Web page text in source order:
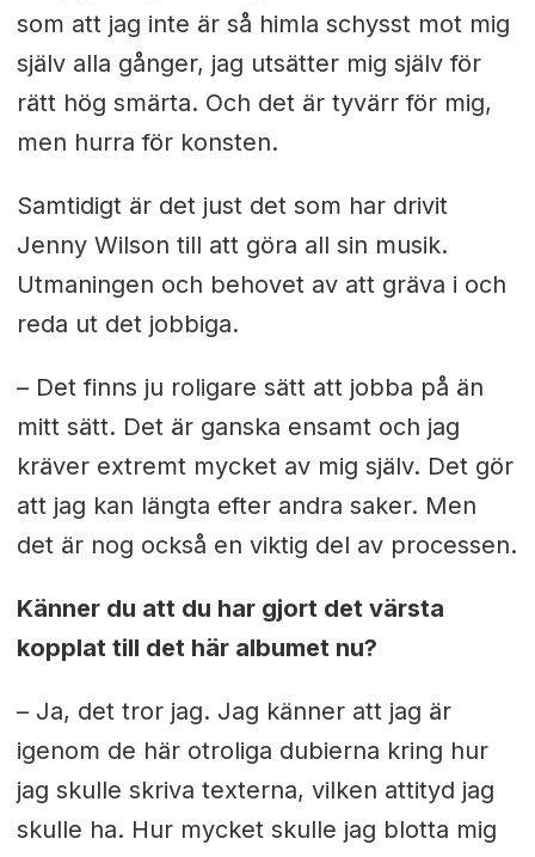
som att jag inte är så himla schysst mot mig
själv alla gånger, jag utsätter mig själv för
rätt hög smärta. Och det är tyvärr för mig,
men hurra för konsten.
Samtidigt är det just det som har drivit
Jenny Wilson till att göra all sin musik.
Utmaningen och behovet av att gräva i och
reda ut det jobbiga.
– Det finns ju roligare sätt att jobba på än
mitt sätt. Det är ganska ensamt och jag
kräver extremt mycket av mig själv. Det gör
att jag kan längta efter andra saker. Men
det är nog också en viktig del av processen.
Känner du att du har gjort det värsta
kopplat till det här albumet nu?
– Ja, det tror jag. Jag känner att jag är
igenom de här otroliga dubierna kring hur
jag skulle skriva texterna, vilken attityd jag
skulle ha. Hur mycket skulle jag blotta mig